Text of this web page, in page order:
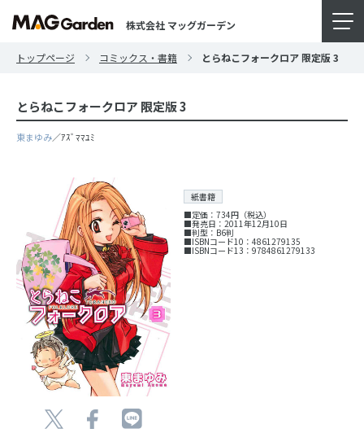
株式会社 マッグガーデン
トップページ コミックス・書籍 とらねこフォークロア 限定版 3
とらねこフォークロア 限定版 3
東まゆみ／ｱｽﾞﾏﾏﾕﾐ
紙書籍
■定価：734円（税込）
■発売日：2011年12月10日
■判型：B6判
■ISBNコード10：4861279135
■ISBNコード13：9784861279133